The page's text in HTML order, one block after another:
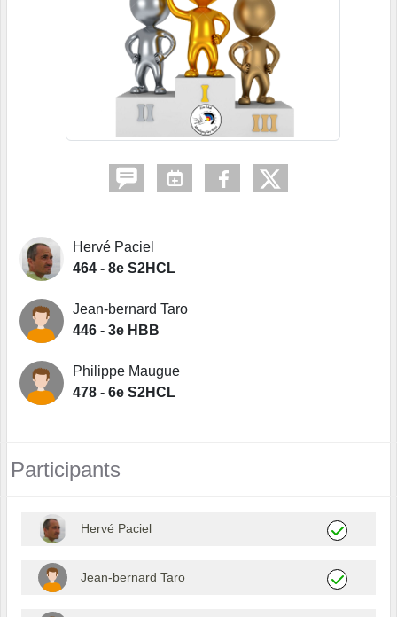
Hervé Paciel
464 - 8e S2HCL
Jean-bernard Taro
446 - 3e HBB
Philippe Maugue
478 - 6e S2HCL
Participants
Hervé Paciel
Jean-bernard Taro